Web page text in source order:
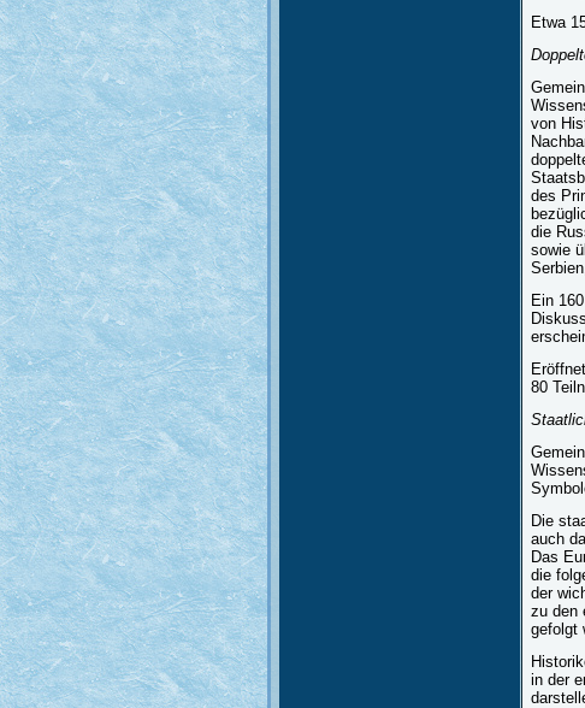
Etwa
von
des
die
sowie
Ein
80
Die
auch
Das
die
der
zu den
gefolgt
in der